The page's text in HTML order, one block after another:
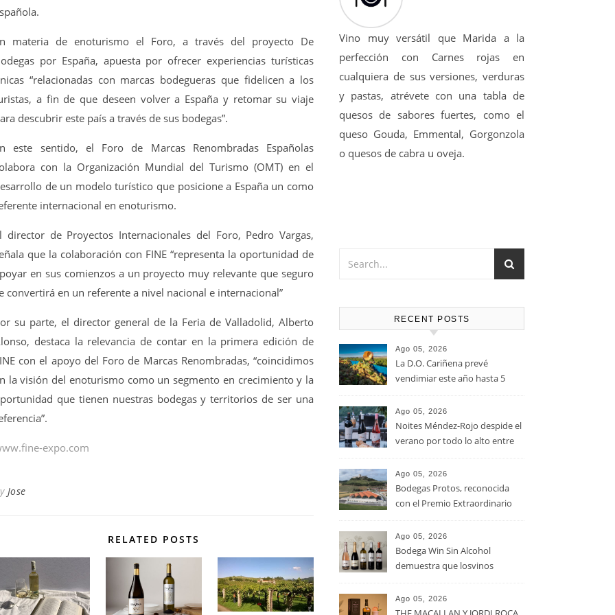
materia de enoturismo el Foro, a través del proyecto De
por España, apuesta por ofrecer experiencias turísticas
“relacionadas con marcas bodegueras que fidelicen a los
a fin de que deseen volver a España y retomar su viaje
descubrir este país a través de sus bodegas”.
este sentido, el Foro de Marcas Renombradas Españolas
con la Organización Mundial del Turismo (OMT) en el
de un modelo turístico que posicione a España un como
internacional en enoturismo.
director de Proyectos Internacionales del Foro, Pedro Vargas,
que la colaboración con FINE “representa la oportunidad de
en sus comienzos a un proyecto muy relevante que seguro
convertirá en un referente a nivel nacional e internacional”
su parte, el director general de la Feria de Valladolid, Alberto
destaca la relevancia de contar en la primera edición de
con el apoyo del Foro de Marcas Renombradas, “coincidimos
la visión del enoturismo como un segmento en crecimiento y la
que tienen nuestras bodegas y territorios de ser una
expo.com
Jose
RELATED POSTS
Vino muy versátil que Marida a la
perfección con Carnes rojas en
cualquiera de sus versiones, verduras
y pastas, atrévete con una tabla de
quesos de sabores fuertes, como el
queso Gouda, Emmental, Gorgonzola
o quesos de cabra u oveja.
RECENT POSTS
Ago 05, 2026
La D.O. Cariñena prevé
vendimiar este año hasta 5
que en 2025
Ago 05, 2026
Noites Méndez-Rojo despide el
verano por todo lo alto entre
Ago 05, 2026
Bodegas Protos, reconocida
con el Premio Extraordinario
casi un siglo de excelencia
vitivinícola
Ago 05, 2026
Bodega Win Sin Alcohol
demuestra que losvinos
calidadcomienzan a diseñarse
en el viñedo
Ago 05, 2026